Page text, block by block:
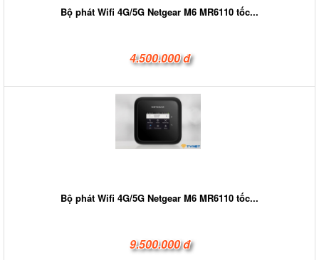
Bộ phát Wifi 4G/5G Netgear M6 MR6110 tốc...
4.500.000 đ
Bộ phát Wifi 4G/5G Netgear M6 MR6110 tốc...
9.500.000 đ